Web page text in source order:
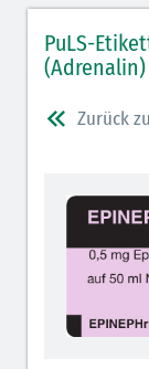
Opiate/
PuLS-
Zurück